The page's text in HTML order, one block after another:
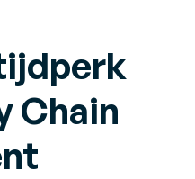
Chain